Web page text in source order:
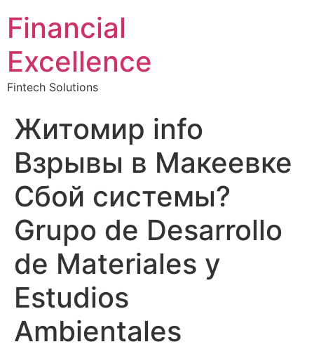
Financial
Excellence
Fintech Solutions
Житомир info
Взрывы в Макеевке
Сбой системы?
Grupo de Desarrollo
de Materiales y
Estudios
Ambientales